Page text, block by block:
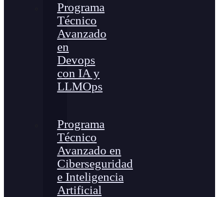
Programa
Técnico
Avanzado
en
Devops
con IA y
LLMOps
Programa
Técnico
Avanzado en
Ciberseguridad
e Inteligencia
Artificial